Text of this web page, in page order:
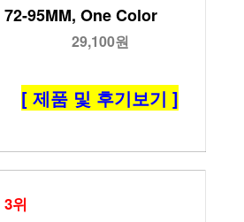
72-95MM, One Color
29,100원
[ 제품 및 후기보기 ]
3위